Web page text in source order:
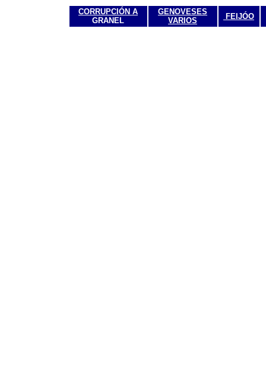
CORRUPCIÓN A
GRANEL
GENOVESES
VARIOS
FEIJÓO